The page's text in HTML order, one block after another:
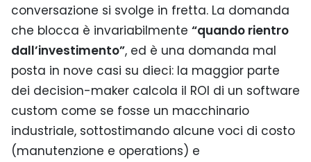
conversazione si svolge in fretta. La domanda
che blocca è invariabilmente “quando rientro
dall’investimento”, ed è una domanda mal
posta in nove casi su dieci: la maggior parte
dei decision-maker calcola il ROI di un software
custom come se fosse un macchinario
industriale, sottostimando alcune voci di costo
(manutenzione e operations) e